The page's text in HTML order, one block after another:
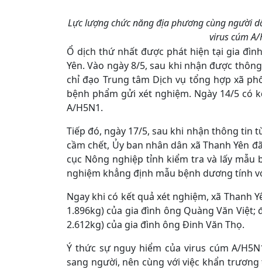
Lực lượng chức năng địa phương cùng người
virus cúm A/
Ổ dịch thứ nhất được phát hiện tại gia
Yên. Vào ngày 8/5, sau khi nhận được
chỉ đạo Trung tâm Dịch vụ tổng hợp xã
bệnh phẩm gửi xét nghiệm. Ngày 14/5 có
A/H5N1.
Tiếp đó, ngày 17/5, sau khi nhận thông tin
cầm chết, Ủy ban nhân dân xã Thanh Yên
cục Nông nghiệp tỉnh kiểm tra và lấy mẫu
nghiệm khẳng định mẫu bệnh dương tính
Ngay khi có kết quả xét nghiệm, xã Thanh
1.896kg) của gia đình ông Quàng Văn
2.612kg) của gia đình ông Đinh Văn Thọ.
Ý thức sự nguy hiểm của virus cúm A/
sang người, nên cùng với việc khẩn